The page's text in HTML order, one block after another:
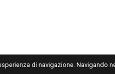
di navigazione. Navigando